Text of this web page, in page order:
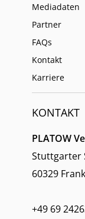
Mediadaten
Partner
FAQs
Kontakt
Karriere
KONTAKT
PLATOW
Stuttgarter
60329
+49 69